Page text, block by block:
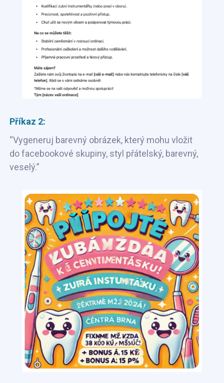
Příkaz 2:
“Vygeneruj barevný obrázek, který mohu vložit
do facebookové skupiny, styl přátelský, barevný,
veselý.”